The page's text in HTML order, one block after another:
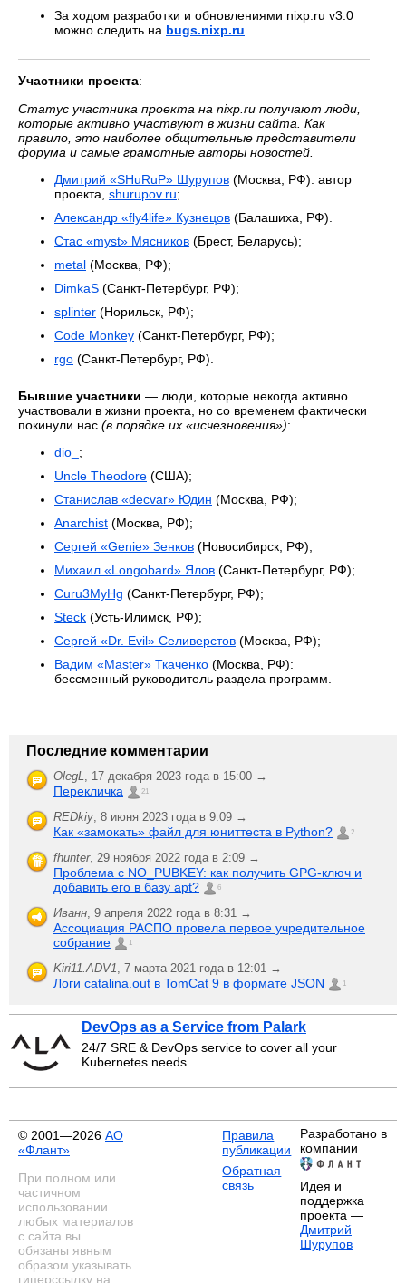
За ходом разработки и обновлениями nixp.ru v3.0
можно следить на bugs.nixp.ru
Участники проекта:
Статус участника проекта на nixp.ru получают люди,
которые активно участвуют в жизни сайта. Как
правило, это наиболее общительные представители
форума и самые грамотные авторы новостей.
Дмитрий «SHuRuP» Шурупов (Москва, РФ): автор
проекта, shurupov.ru;
Александр «fly4life» Кузнецов (Балашиха, РФ).
Стас «myst» Мясников (Брест, Беларусь);
metal (Москва, РФ);
DimkaS (Санкт-Петербург, РФ);
splinter (Норильск, РФ);
Code Monkey (Санкт-Петербург, РФ);
rgo (Санкт-Петербург, РФ).
Бывшие участники — люди, которые некогда активно
участвовали в жизни проекта, но со временем фактически
покинули нас (в порядке их «исчезновения»):
dio_ ;
Uncle Theodore (США);
Станислав «decvar» Юдин (Москва, РФ);
Anarchist (Москва, РФ);
Сергей «Genie» Зенков (Новосибирск, РФ);
Михаил «Longobard» Ялов (Санкт-Петербург, РФ);
Curu3MyHg (Санкт-Петербург, РФ);
Steck (Усть-Илимск, РФ);
Сергей «Dr. Evil» Селиверстов (Москва, РФ);
Вадим «Master» Ткаченко (Москва, РФ):
бессменный руководитель раздела программ.
Последние комментарии
OlegL, 17 декабря 2023 года в 15:00 →
Перекличка 21
REDkiy, 8 июня 2023 года в 9:09 →
Как «замокать» файл для юниттеста в Python? 2
fhunter, 29 ноября 2022 года в 2:09 →
Проблема с NO_PUBKEY: как получить GPG-ключ и
добавить его в базу apt?
6
Иванн, 9 апреля 2022 года в 8:31 →
Ассоциация РАСПО провела первое учредительное
собрание
1
Kiri11.ADV1, 7 марта 2021 года в 12:01 →
Логи catalina.out в TomCat 9 в формате JSON 1
DevOps as a Service from Palark
24/7 SRE & DevOps service to cover all your
Kubernetes needs.
© 2001—2026 АО
«Флант»
При полном или
частичном
использовании
любых материалов
с сайта вы
обязаны явным
образом указывать
гиперссылку на
Правила
публикации
Обратная
связь
Разработано в
компании
Идея и
поддержка
проекта —
Дмитрий
Шурупов